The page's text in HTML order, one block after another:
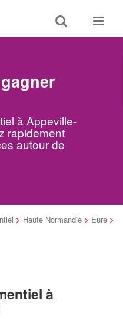
Toggle
search
Toggle
à Appeville-
rapidement
autour de
> Haute Normandie > Eure >
à